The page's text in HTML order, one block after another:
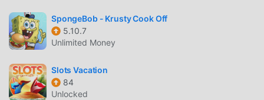
cuarteles y torres defensivas para resistir oleadas de
invasores hostiles.
Sistema de héroes— Desbloquea comandantes
legendarios con habilidades especiales que pueden
cambiar el rumbo de una batalla perdida mediante
daño de área o potenciadores (buffs).
SpongeBob - Krusty Cook Off
5.10.7
Unlimited Money
Slots Vacation
84
Unlocked